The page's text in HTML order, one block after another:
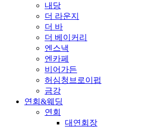
내당
더 라운지
더 바
더 베이커리
엔스낵
엔카페
비어가든
허심청브로이펍
금강
연회&웨딩
연회
대연회장